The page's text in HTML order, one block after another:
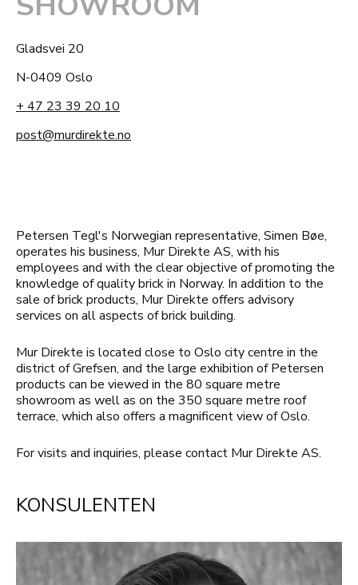
Gladsvei 20
N-0409 Oslo
+ 47 23 39 20 10
post@murdirekte.no
Petersen Tegl's Norwegian representative, Simen Bøe,
operates his business, Mur Direkte AS, with his
employees and with the clear objective of promoting the
knowledge of quality brick in Norway. In addition to the
sale of brick products, Mur Direkte offers advisory
services on all aspects of brick building.
Mur Direkte is located close to Oslo city centre in the
district of Grefsen, and the large exhibition of Petersen
products can be viewed in the 80 square metre
showroom as well as on the 350 square metre roof
terrace, which also offers a magnificent view of Oslo.
For visits and inquiries, please contact Mur Direkte AS.
KONSULENTEN